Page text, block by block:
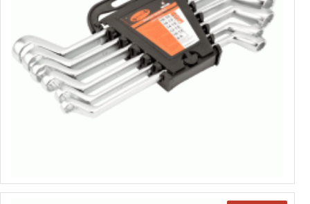
Gredzenatslēgu komplekts